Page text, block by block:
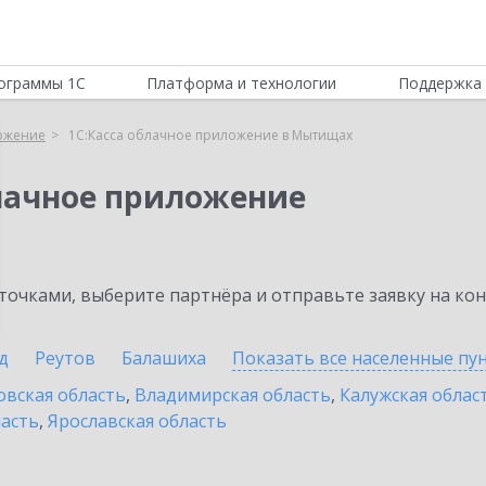
1С Платформа и технологии Поддержка
1С:Касса облачное приложение в Мытищах
приложение
выберите партнёра и отправьте заявку на
Реутов Балашиха Показать все населенные
область, Владимирская область, Калужская
, Ярославская область